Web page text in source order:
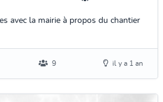
avec la mairie à propos du chantier
9 il y a 1 an